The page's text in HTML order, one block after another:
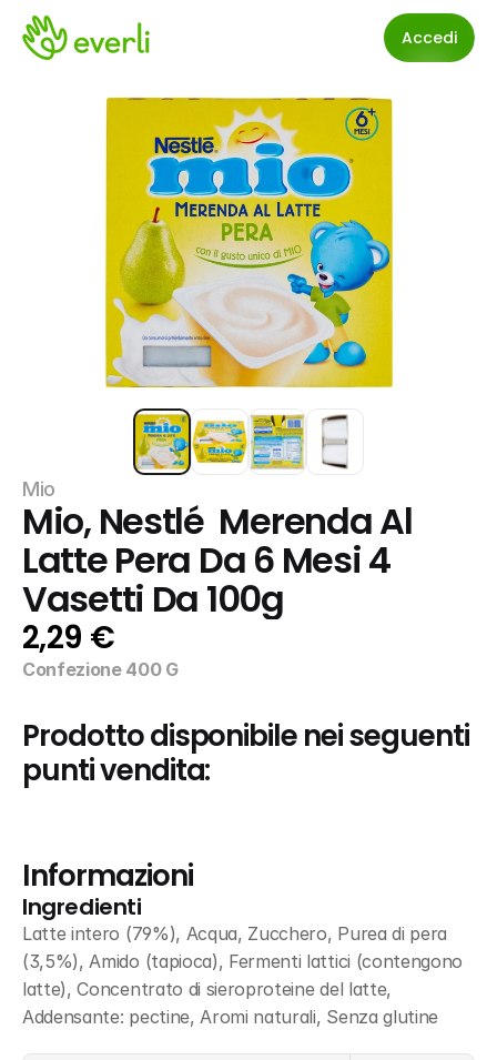
Accedi
Mio
Mio, Nestlé  Merenda Al
Latte Pera Da 6 Mesi 4
Vasetti Da 100g
2,29 €
Confezione 400 G
Prodotto disponibile nei seguenti
punti vendita:
Informazioni
Ingredienti
Latte intero (79%), Acqua, Zucchero, Purea di pera
(3,5%), Amido (tapioca), Fermenti lattici (contengono
latte), Concentrato di sieroproteine del latte,
Addensante: pectine, Aromi naturali, Senza glutine